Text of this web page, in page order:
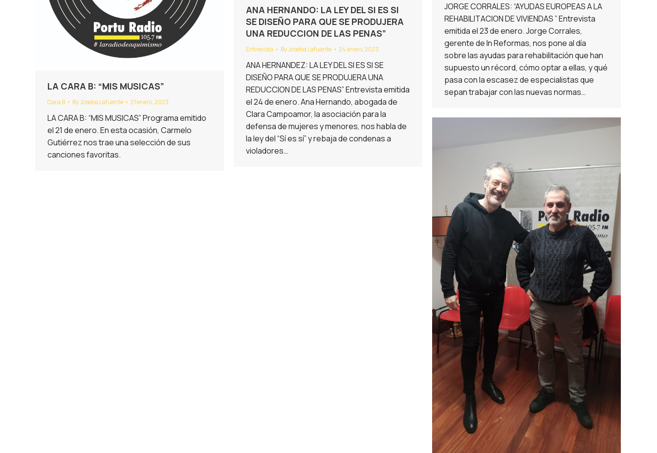
ANA HERNANDO: LA LEY DEL SI ES SI
SE DISEÑO PARA QUE SE PRODUJERA
UNA REDUCCION DE LAS PENAS”
Entrevista ByJoseba Lafuente 24 enero, 2023
ANA HERNANDEZ: LA LEY DEL SI ES SI SE
DISEÑO PARA QUE SE PRODUJERA UNA
REDUCCION DE LAS PENAS” Entrevista emitida
el 24 de enero. Ana Hernando, abogada de
Clara Campoamor, la asociación para la
defensa de mujeres y menores, nos habla de
la ley del “Sí es sí” y rebaja de condenas a
violadores…
JORGE CORRALES: “AYUDAS EUROPEAS A LA
REHABILITACION DE VIVIENDAS ” Entrevista
emitida el 23 de enero. Jorge Corrales,
gerente de In Reformas, nos pone al día
sobre las ayudas para rehabilitación que han
supuesto un récord, cómo optar a ellas, y qué
pasa con la escasez de especialistas que
sepan trabajar con las nuevas normas…
LA CARA B: “MIS MUSICAS”
Cara B ByJoseba Lafuente 21 enero, 2023
LA CARA B: “MIS MUSICAS” Programa emitido
el 21 de enero. En esta ocasión, Carmelo
Gutiérrez nos trae una selección de sus
canciones favoritas.